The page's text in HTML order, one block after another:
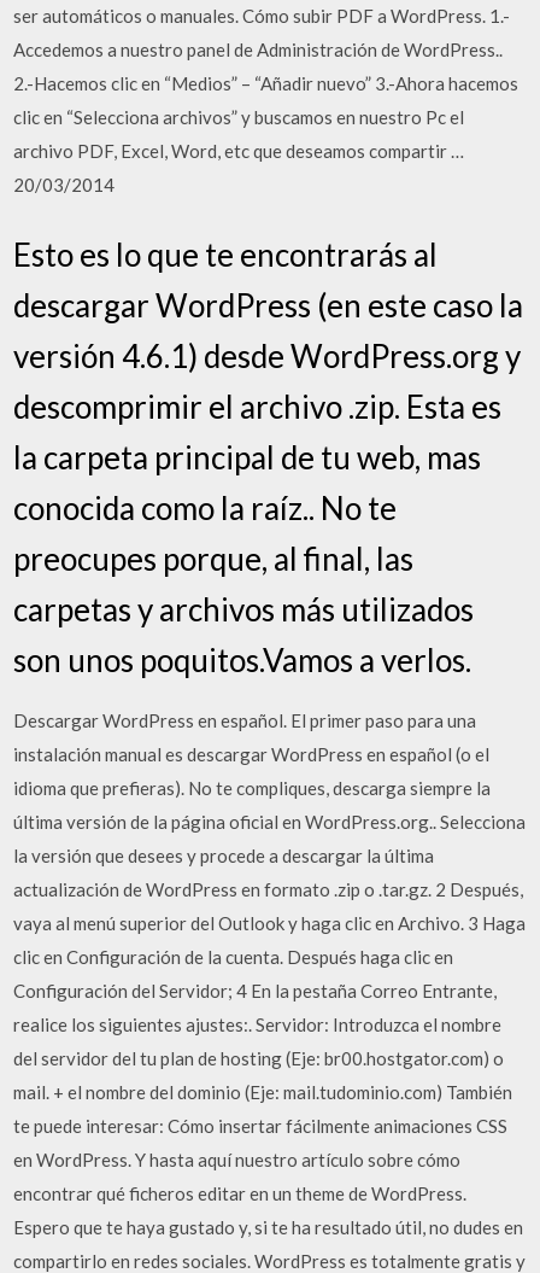
ser automáticos o manuales. Cómo subir PDF a WordPress. 1.-
Accedemos a nuestro panel de Administración de WordPress..
2.-Hacemos clic en “Medios” – “Añadir nuevo” 3.-Ahora hacemos
clic en “Selecciona archivos” y buscamos en nuestro Pc el
archivo PDF, Excel, Word, etc que deseamos compartir …
20/03/2014
Esto es lo que te encontrarás al
descargar WordPress (en este caso la
versión 4.6.1) desde WordPress.org y
descomprimir el archivo .zip. Esta es
la carpeta principal de tu web, mas
conocida como la raíz.. No te
preocupes porque, al final, las
carpetas y archivos más utilizados
son unos poquitos.Vamos a verlos.
Descargar WordPress en español. El primer paso para una
instalación manual es descargar WordPress en español (o el
idioma que prefieras). No te compliques, descarga siempre la
última versión de la página oficial en WordPress.org.. Selecciona
la versión que desees y procede a descargar la última
actualización de WordPress en formato .zip o .tar.gz. 2 Después,
vaya al menú superior del Outlook y haga clic en Archivo. 3 Haga
clic en Configuración de la cuenta. Después haga clic en
Configuración del Servidor; 4 En la pestaña Correo Entrante,
realice los siguientes ajustes:. Servidor: Introduzca el nombre
del servidor del tu plan de hosting (Eje: br00.hostgator.com) o
mail. + el nombre del dominio (Eje: mail.tudominio.com) También
te puede interesar: Cómo insertar fácilmente animaciones CSS
en WordPress. Y hasta aquí nuestro artículo sobre cómo
encontrar qué ficheros editar en un theme de WordPress.
Espero que te haya gustado y, si te ha resultado útil, no dudes en
compartirlo en redes sociales. WordPress es totalmente gratis y